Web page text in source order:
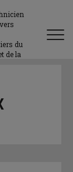
du
de la